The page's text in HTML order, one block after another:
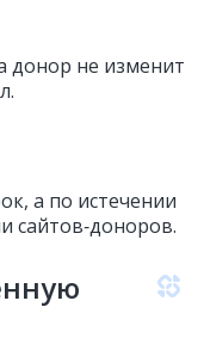
донор не изменит
а по истечении
сайтов‑доноров.